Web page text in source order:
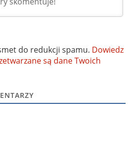
do redukcji spamu. Dowiedz
są dane Twoich